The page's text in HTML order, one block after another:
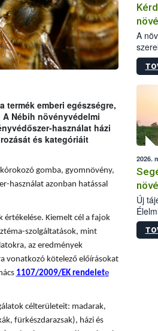
emberi egészségre,
Nébih növényvédelmi
használat házi
és kategóriáit
gomba, gyomnövény,
használat azonban hatással
értékelése. Kiemelt cél a fajok
szolgáltatások, mint
az eredmények
vonatkozó kötelező előírásokat
1107/2009/EK rendelete
célterületeit: madarak,
fürkészdarazsak), házi és
A
kis
2026.
Új